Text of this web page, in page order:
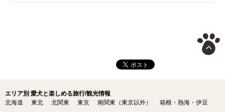
エリア別 愛犬と楽しめる旅行/観光情報
北海道
東北 北関東 東京 南関東（東京以外） 箱根・熱海・伊豆